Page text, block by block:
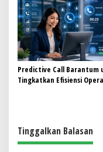
Predictive Call Barantum
Tingkatkan Efisiensi
Tinggalkan Balasan